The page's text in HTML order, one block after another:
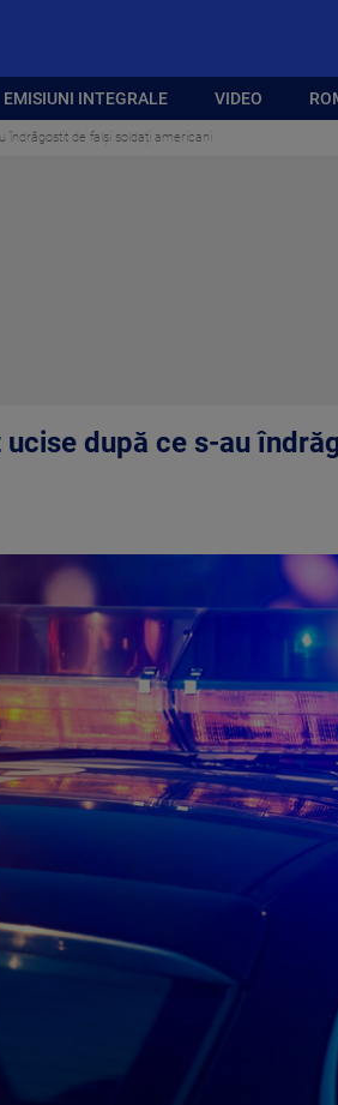
EMISIUNI INTEGRALE VIDEO
îndrăgostit de falși soldați americani
după ce s-au